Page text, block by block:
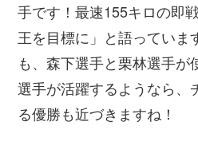
手です！最速155キロの即
王を目標に」と語っていま
も、森下選手と栗林選手
選手が活躍するようなら、
る優勝も近づきますね！